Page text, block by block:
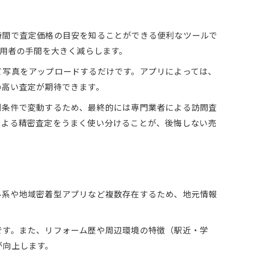
め方
リスト
方法
は
ント
夫
方
利点
ント
び方
法
で査定価格の目安を知ることができる便利なツールで
の手間を大きく減らします。
をアップロードするだけです。アプリによっては、
い査定が期待できます。
件で変動するため、最終的には専門業者による訪問査
る精密査定をうまく使い分けることが、後悔しない売
や地域密着型アプリなど複数存在するため、地元情報
。また、リフォーム歴や周辺環境の特徴（駅近・学
上します。